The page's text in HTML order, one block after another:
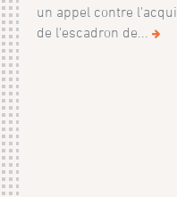
un appel contre
de l'escadron de...